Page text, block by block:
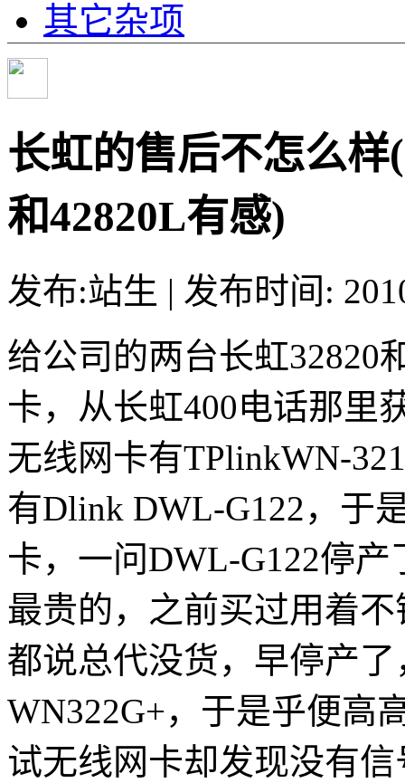
其它杂项
长虹的售后不怎么样
和42820L有感)
发布:站生 | 发布时间:
给公司的两台长虹32820
卡，从长虹400电话那里
无线网卡有TPlinkWN-
有Dlink DWL-G122，于
卡，一问DWL-G122停
最贵的，之前买过用着
都说总代没货，早停产
WN322G+，于是乎便高
试无线网卡却发现没有